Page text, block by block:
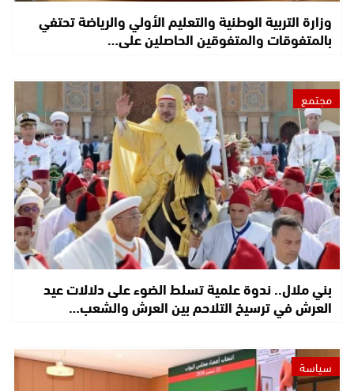
وزارة التربية الوطنية والتعليم الأولي والرياضة تحتفي
بالمتفوقات والمتفوقين الحاصلين على…
مجتمع
بني ملال.. ندوة علمية تسلط الضوء على دلالات عيد
العرش في ترسيخ التلاحم بين العرش والشعب…
سياسة